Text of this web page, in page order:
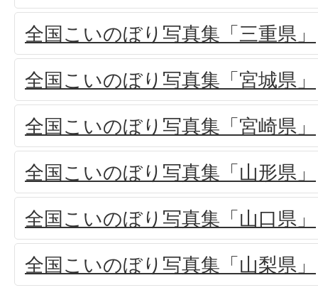
全国こいのぼり写真集「三重県」
全国こいのぼり写真集「宮城県」
全国こいのぼり写真集「宮崎県」
全国こいのぼり写真集「山形県」
全国こいのぼり写真集「山口県」
全国こいのぼり写真集「山梨県」